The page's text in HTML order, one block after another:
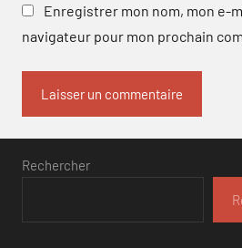
Enregistrer mon nom, mon e-
navigateur pour mon prochain
Rechercher